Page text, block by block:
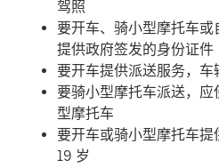
驾照
要开车、骑小型摩托车
提供政府签发的身份证件
要开车提供派送服务，车
要骑小型摩托车派送，
型摩托车
要开车或骑小型摩托车
19 岁